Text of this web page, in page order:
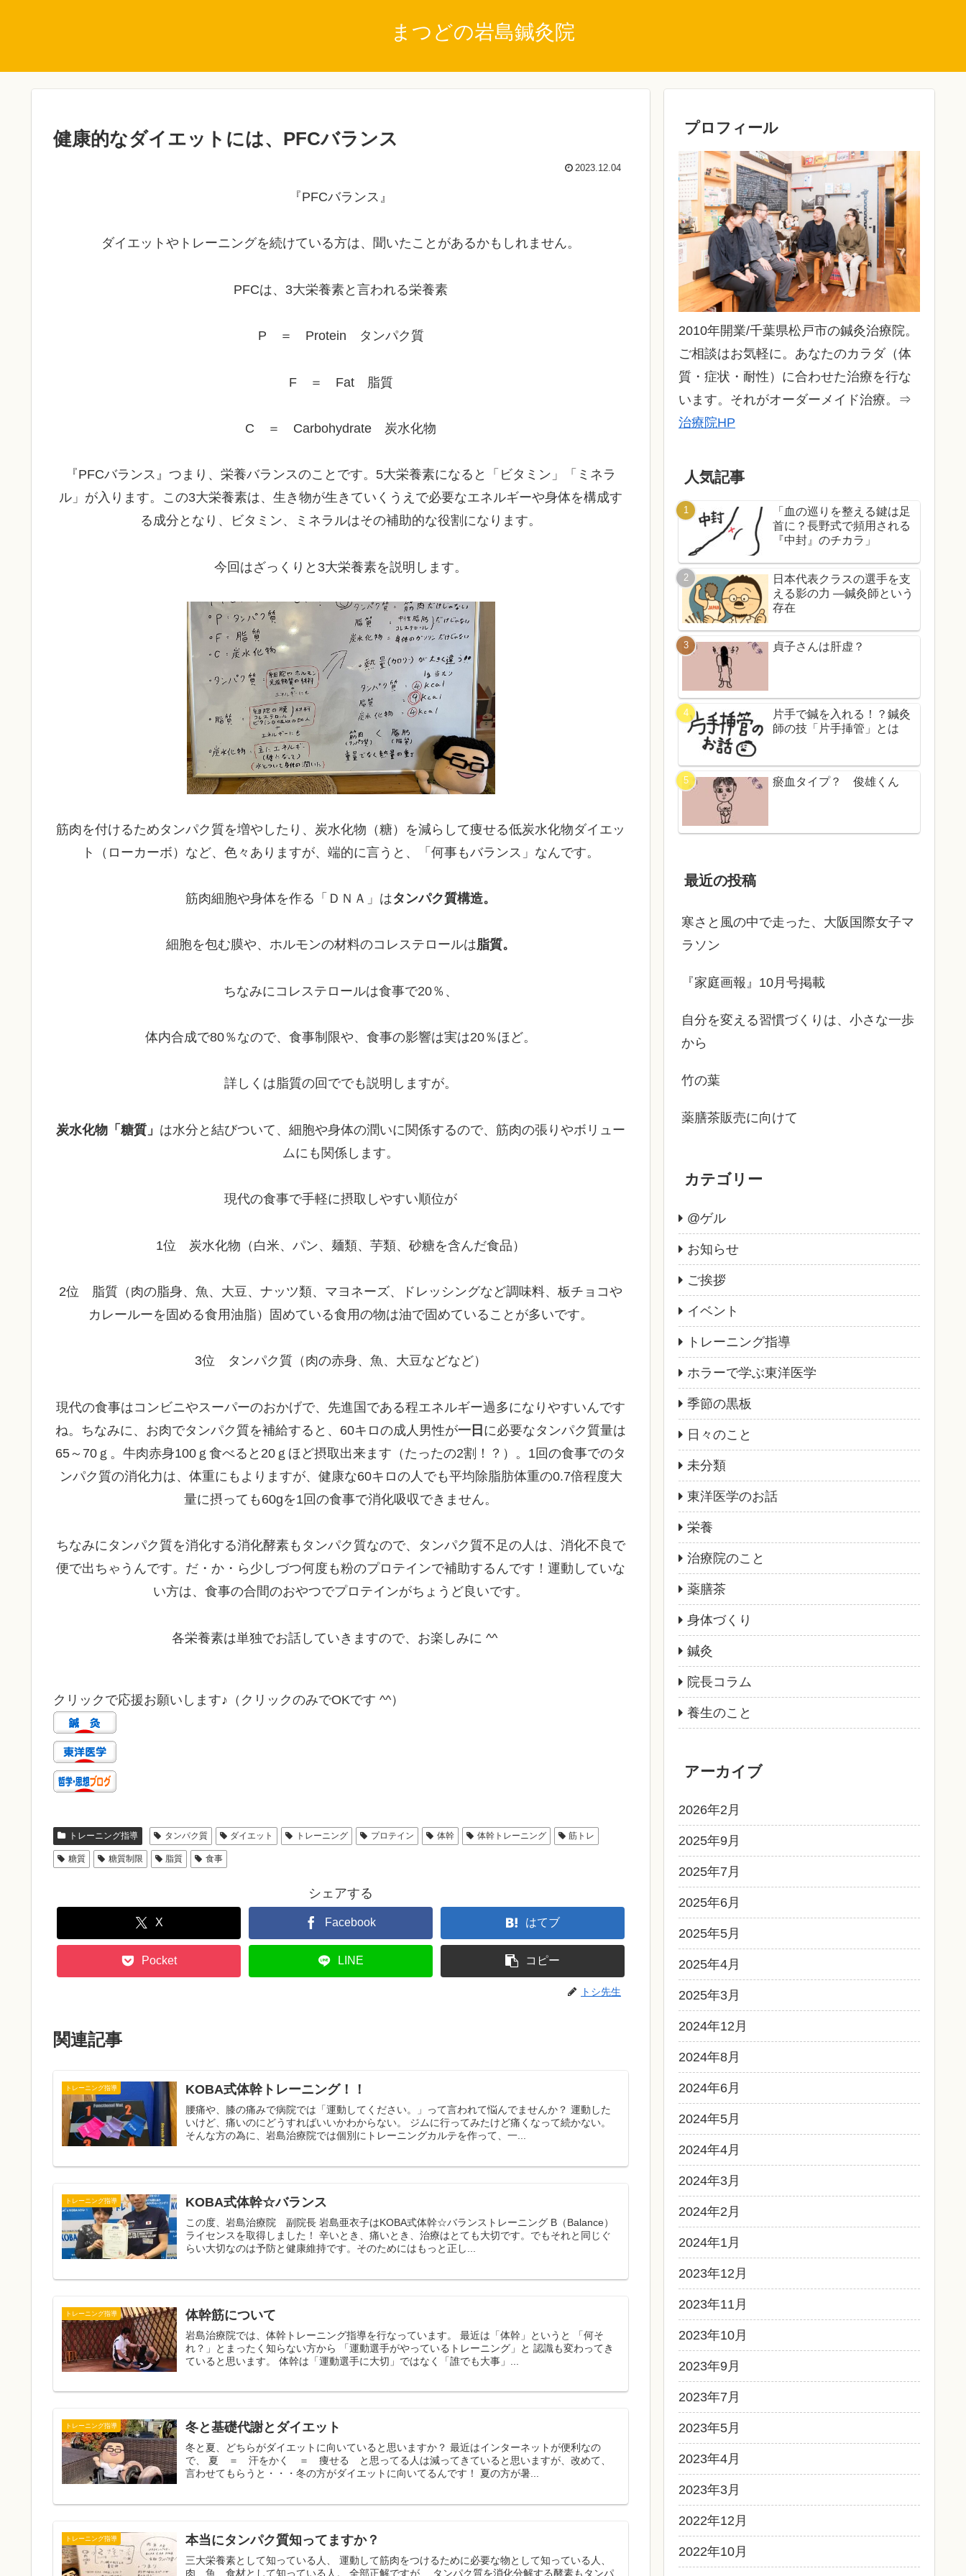
まつどの岩島鍼灸院
健康的なダイエットには、PFCバランス
2023.12.04
『PFCバランス』
ダイエットやトレーニングを続けている方は、聞いたことがあるかもしれません。
PFCは、3大栄養素と言われる栄養素
P ＝ Protein タンパク質
F ＝ Fat 脂質
C ＝ Carbohydrate 炭水化物
『PFCバランス』つまり、栄養バランスのことです。5大栄養素になると「ビタミン」「ミネラ
ル」が入ります。この3大栄養素は、生き物が生きていくうえで必要なエネルギーや身体を構成す
る成分となり、ビタミン、ミネラルはその補助的な役割になります。
今回はざっくりと3大栄養素を説明します。
筋肉を付けるためタンパク質を増やしたり、炭水化物（糖）を減らして痩せる低炭水化物ダイエッ
ト（ローカーボ）など、色々ありますが、端的に言うと、「何事もバランス」なんです。
筋肉細胞や身体を作る「ＤＮＡ」はタンパク質構造。
細胞を包む膜や、ホルモンの材料のコレステロールは脂質。
ちなみにコレステロールは食事で20％、
体内合成で80％なので、食事制限や、食事の影響は実は20％ほど。
詳しくは脂質の回ででも説明しますが。
炭水化物「糖質」 は水分と結びついて、細胞や身体の潤いに関係するので、筋肉の張りやボリュー
ムにも関係します。
現代の食事で手軽に摂取しやすい順位が
1位 炭水化物（白米、パン、麺類、芋類、砂糖を含んだ食品）
2位 脂質（肉の脂身、魚、大豆、ナッツ類、マヨネーズ、ドレッシングなど調味料、板チョコや
カレールーを固める食用油脂）固めている食用の物は油で固めていることが多いです。
3位 タンパク質（肉の赤身、魚、大豆などなど）
現代の食事はコンビニやスーパーのおかげで、先進国である程エネルギー過多になりやすいんです
ね。ちなみに、お肉でタンパク質を補給すると、60キロの成人男性が一日 に必要なタンパク質量は
65～70ｇ。牛肉赤身100ｇ食べると20ｇほど摂取出来ます（たったの2割！？）。1回の食事でのタ
ンパク質の消化力は、体重にもよりますが、健康な60キロの人でも平均除脂肪体重の0.7倍程度大
量に摂っても60gを1回の食事で消化吸収できません。
ちなみにタンパク質を消化する消化酵素もタンパク質なので、タンパク質不足の人は、消化不良で
便で出ちゃうんです。だ・か・ら少しづつ何度も粉のプロテインで補助するんです！運動していな
い方は、食事の合間のおやつでプロテインがちょうど良いです。
各栄養素は単独でお話していきますので、お楽しみに ^^
クリックで応援お願いします♪（クリックのみでOKです ^^）
トレーニング指導 タンパク質 ダイエット トレーニング プロテイン 体幹 体幹トレーニング 筋トレ
糖質 糖質制限 脂質 食事
シェアする
X Facebook はてブ
Pocket LINE コピー
トシ先生
関連記事
トレーニング指導 KOBA式体幹トレーニング！！
腰痛や、膝の痛みで病院では「運動してください。」って言われて悩んでませんか？ 運動した
いけど、痛いのにどうすればいいかわからない。 ジムに行ってみたけど痛くなって続かない。
そんな方の為に、岩島治療院では個別にトレーニングカルテを作って、一...
トレーニング指導 KOBA式体幹☆バランス
この度、岩島治療院 副院長 岩島亜衣子はKOBA式体幹☆バランストレーニング B（Balance）
ライセンスを取得しました！ 辛いとき、痛いとき、治療はとても大切です。でもそれと同じぐ
らい大切なのは予防と健康維持です。そのためにはもっと正し...
トレーニング指導 体幹筋について
岩島治療院では、体幹トレーニング指導を行なっています。 最近は「体幹」というと 「何そ
れ？」とまったく知らない方から 「運動選手がやっているトレーニング」と 認識も変わってき
ていると思います。 体幹は「運動選手に大切」ではなく「誰でも大事」...
トレーニング指導 冬と基礎代謝とダイエット
冬と夏、どちらがダイエットに向いていると思いますか？ 最近はインターネットが便利なの
で、 夏 ＝ 汗をかく ＝ 痩せる と思ってる人は減ってきていると思いますが、改めて、
言わせてもらうと・・・冬の方がダイエットに向いてるんです！ 夏の方が暑...
トレーニング指導 本当にタンパク質知ってますか？
三大栄養素として知っている人、 運動して筋肉をつけるために必要な物として知っている人、
肉、魚、食材として知っている人。 全部正解ですが、 タンパク質を消化分解する酵素もタンパ
プロフィール
2010年開業/千葉県松戸市の鍼灸治療院。
ご相談はお気軽に。あなたのカラダ（体
質・症状・耐性）に合わせた治療を行な
います。それがオーダーメイド治療。⇒
治療院HP
人気記事
「血の巡りを整える鍵は足
首に？長野式で頻用される
『中封』のチカラ」
日本代表クラスの選手を支
える影の力 ―鍼灸師という
存在
貞子さんは肝虚？
片手で鍼を入れる！？鍼灸
師の技「片手挿管」とは
瘀血タイプ？ 俊雄くん
最近の投稿
寒さと風の中で走った、大阪国際女子マ
ラソン
『家庭画報』10月号掲載
自分を変える習慣づくりは、小さな一歩
から
竹の葉
薬膳茶販売に向けて
カテゴリー
@ゲル
お知らせ
ご挨拶
イベント
トレーニング指導
ホラーで学ぶ東洋医学
季節の黒板
日々のこと
未分類
東洋医学のお話
栄養
治療院のこと
薬膳茶
身体づくり
鍼灸
院長コラム
養生のこと
アーカイブ
2026年2月
2025年9月
2025年7月
2025年6月
2025年5月
2025年4月
2025年3月
2024年12月
2024年8月
2024年6月
2024年5月
2024年4月
2024年3月
2024年2月
2024年1月
2023年12月
2023年11月
2023年10月
2023年9月
2023年7月
2023年5月
2023年4月
2023年3月
2022年12月
2022年10月